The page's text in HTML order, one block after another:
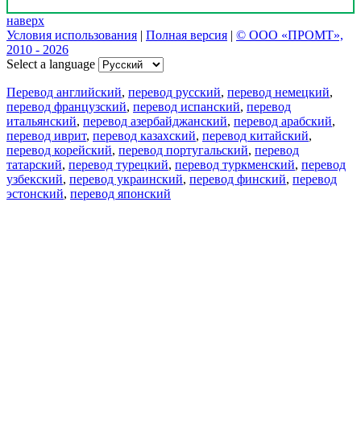
наверх
Условия использования | Полная версия | © ООО «ПРОМТ»,
2010 - 2026
Select a language
Перевод английский, перевод русский, перевод немецкий,
перевод французский, перевод испанский, перевод
итальянский, перевод азербайджанский, перевод арабский,
перевод иврит, перевод казахский, перевод китайский,
перевод корейский, перевод португальский, перевод
татарский, перевод турецкий, перевод туркменский, перевод
узбекский, перевод украинский, перевод финский, перевод
эстонский, перевод японский